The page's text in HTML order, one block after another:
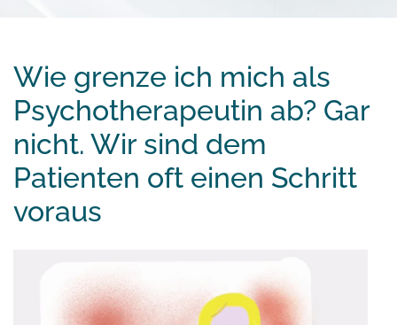
Wie grenze ich mich als
Psychotherapeutin ab? Gar
nicht. Wir sind dem
Patienten oft einen Schritt
voraus